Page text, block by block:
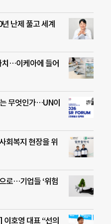
난제 풀고 세계
치…이케아에 들어
무엇인가…UN이
회복지 현장을 위
로…기업들 ‘위험
호영 대표 “선의